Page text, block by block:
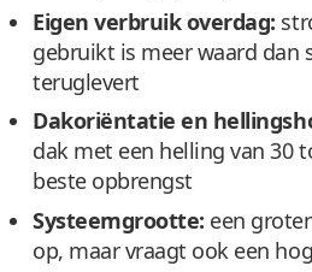
Eigen verbruik overdag:
gebruikt is meer waard dan
teruglevert
Dakoriëntatie en
dak met een helling van 30
beste opbrengst
Systeemgrootte: een
op, maar vraagt ook een